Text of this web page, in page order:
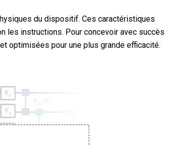
du dispositif. Ces caractéristiques
les instructions. Pour concevoir avec succès
optimisées pour une plus grande efficacité.